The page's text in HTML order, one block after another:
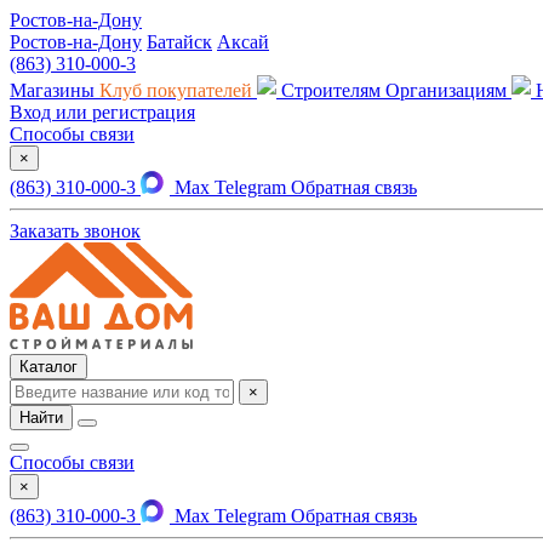
Ростов-на-Дону
Ростов-на-Дону Батайск Аксай
(863) 310-000-3
Магазины Клуб покупателей Строителям Организациям
Вход или регистрация
Способы связи
×
(863) 310-000-3 Max Telegram Обратная связь
Заказать звонок
Каталог
×
Найти
Способы связи
×
(863) 310-000-3 Max Telegram Обратная связь